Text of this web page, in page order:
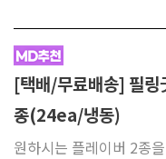
[택배/무료배송] 필링
종(24ea/냉동)
원하시는 플레이버 2종